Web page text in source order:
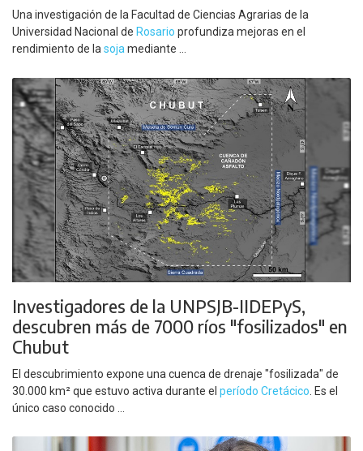
Una investigación de la Facultad de Ciencias Agrarias de la
Universidad Nacional de Rosario profundiza mejoras en el
rendimiento de lasojamediante ...
Investigadores de la UNPSJB-IIDEPyS,
descubren más de 7000 ríos "fosilizados" en
Chubut
El descubrimiento expone una cuenca de drenaje "fosilizada" de
30.000 km² que estuvo activa durante el período Cretácico . Es el
único caso conocido ...